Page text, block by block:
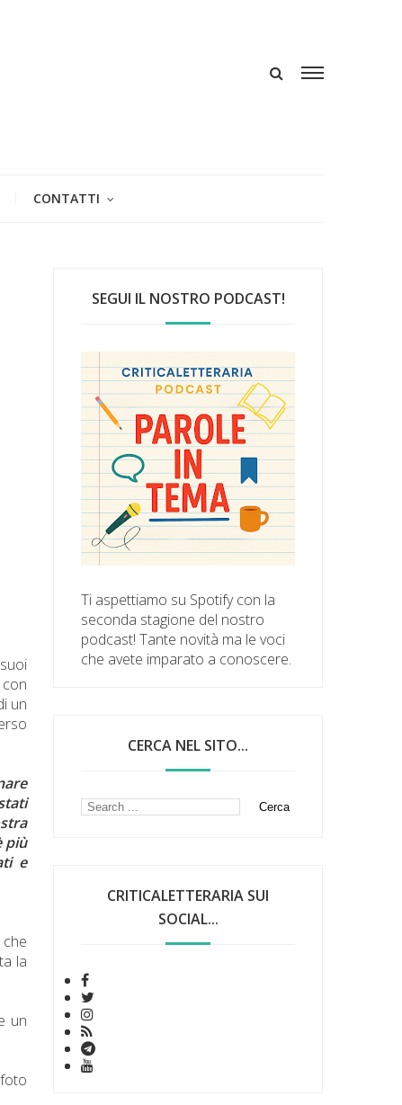
CONTATTI
un
più
e
la
un
SEGUI IL NOSTRO PODCAST!
Ti aspettiamo su Spotify con la
seconda stagione del nostro
podcast! Tante novità ma le voci
che avete imparato a conoscere.
CERCA NEL SITO...
CRITICALETTERARIA SUI
SOCIAL...